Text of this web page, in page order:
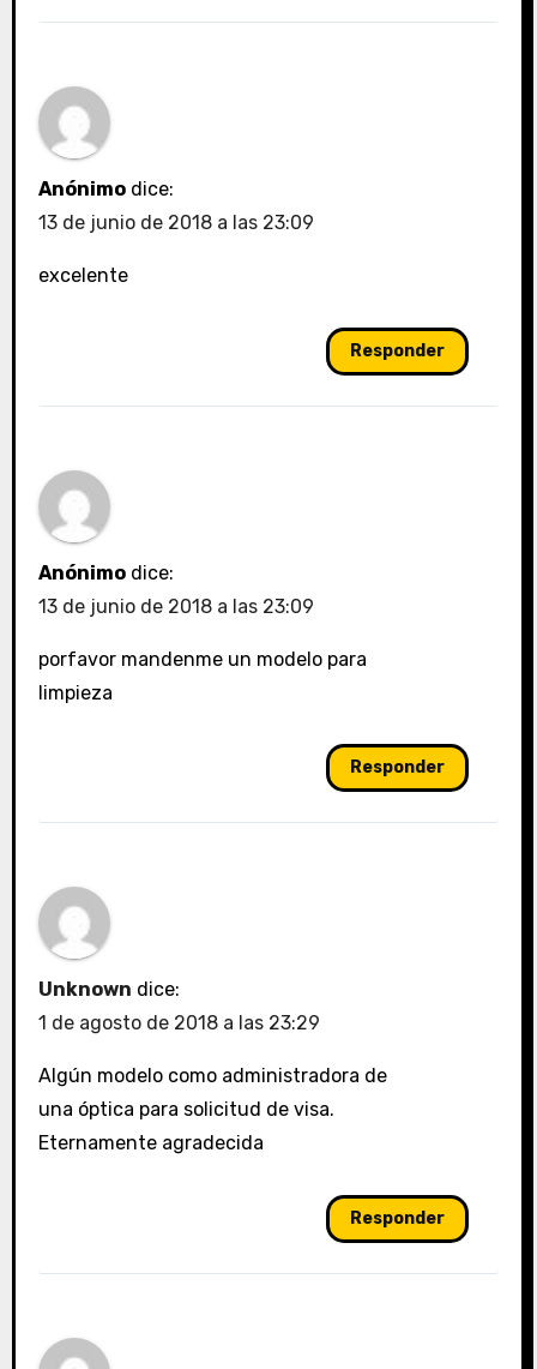
Anónimo dice:
13 de junio de 2018 a las 23:09
excelente
Responder
Anónimo dice:
13 de junio de 2018 a las 23:09
porfavor mandenme un modelo para
limpieza
Responder
Unknown dice:
1 de agosto de 2018 a las 23:29
Algún modelo como administradora de
una óptica para solicitud de visa.
Eternamente agradecida
Responder